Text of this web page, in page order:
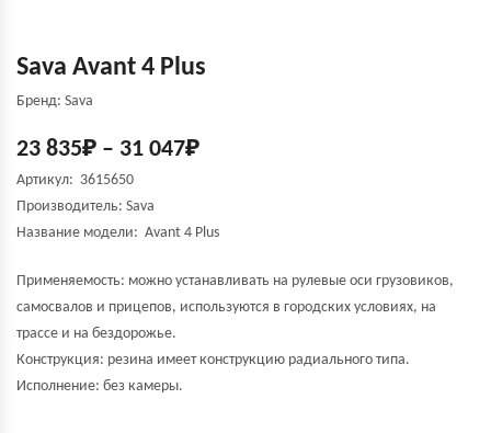
Sava Avant 4 Plus
Бренд: Sava
23 835₽ – 31 047₽
Артикул: 3615650
Производитель: Sava
Название модели: Avant 4 Plus
Применяемость: можно устанавливать на рулевые оси грузовиков,
самосвалов и прицепов, используются в городских условиях, на
трассе и на бездорожье.
Конструкция: резина имеет конструкцию радиального типа.
Исполнение: без камеры.